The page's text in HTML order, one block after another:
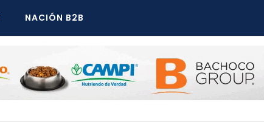
NACIÓN B2B